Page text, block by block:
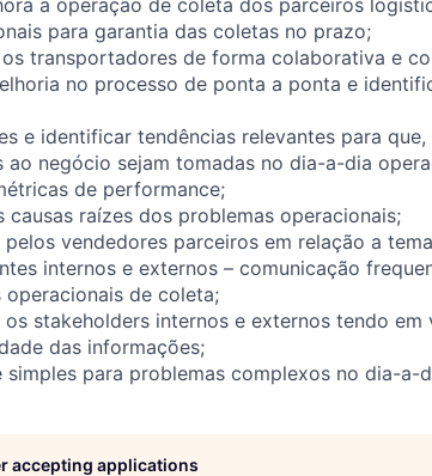
para garantia das coletas no prazo;
transportadores de forma colaborativa e
no processo de ponta a ponta e
e identificar tendências relevantes para
negócio sejam tomadas no dia-a-dia
de performance;
raízes dos problemas operacionais;
vendedores parceiros em relação a
internos e externos – comunicação
operacionais de coleta;
stakeholders internos e externos tendo em
das informações;
para problemas complexos no dia-a-
accepting applications